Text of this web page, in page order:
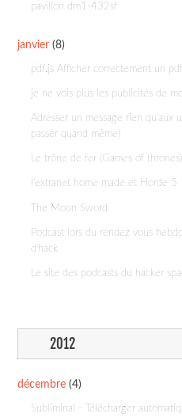
pavillon dm1-432sf
janvier (8)
pdf.js Afficher correctement un
je ne vois plus les publicités de
Adresser un message rien qu'aux
passer quand même)
Le trône de fer (Games of
l'extranet home made et Horde 5
The Moon Sword
Podcast lors du rendez vous
d'hack
Le site des podcasts du hacker
2012
décembre (4)
Subliminal - Télécharger